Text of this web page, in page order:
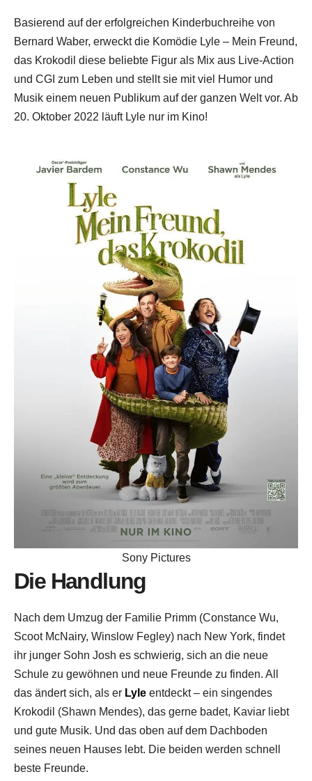
Basierend auf der erfolgreichen Kinderbuchreihe von
Bernard Waber, erweckt die Komödie Lyle – Mein Freund,
das Krokodil diese beliebte Figur als Mix aus Live-Action
und CGI zum Leben und stellt sie mit viel Humor und
Musik einem neuen Publikum auf der ganzen Welt vor. Ab
20. Oktober 2022 läuft Lyle nur im Kino!
Sony Pictures
Die Handlung
Nach dem Umzug der Familie Primm (Constance Wu,
Scoot McNairy, Winslow Fegley) nach New York, findet
ihr junger Sohn Josh es schwierig, sich an die neue
Schule zu gewöhnen und neue Freunde zu finden. All
das ändert sich, als er Lyle entdeckt – ein singendes
Krokodil (Shawn Mendes), das gerne badet, Kaviar liebt
und gute Musik. Und das oben auf dem Dachboden
seines neuen Hauses lebt. Die beiden werden schnell
beste Freunde.